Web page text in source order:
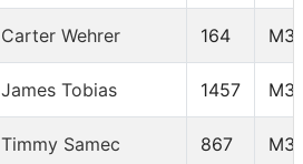
Carter Wehrer 164
James Tobias 1457
Timmy Samec 867